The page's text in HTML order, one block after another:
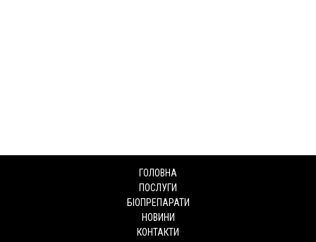
ГОЛОВНА
ПОСЛУГИ
БІОПРЕПАРАТИ
НОВИНИ
КОНТАКТИ